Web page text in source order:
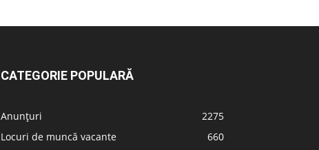
CATEGORIE POPULARĂ
Anunțuri
2275
Locuri de muncă vacante
660